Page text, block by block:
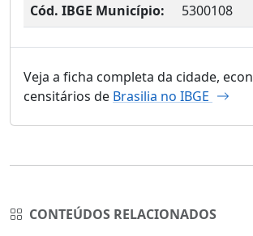
Cód. IBGE Município: 5300108
Veja a ficha completa da cidade,
censitários de Brasilia no IBGE
CONTEÚDOS RELACIONADOS